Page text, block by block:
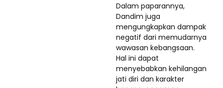
Dalam paparannya,
Dandim juga
mengungkapkan dampak
negatif dari memudarnya
wawasan kebangsaan.
Hal ini dapat
menyebabkan kehilangan
jati diri dan karakter